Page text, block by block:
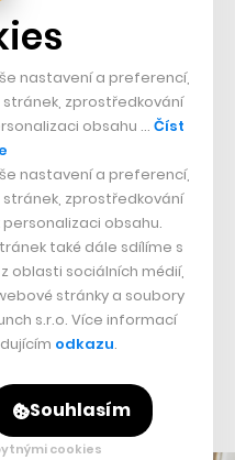
mohli nástroj
nového školního roku
si knihovnu s
ale také pro
rok říkalo, že by takové
Nastavený obchodní
a tak jsme
licencí. Rodiče
text shrnutí, který
doplňuje Škop.
nastavení a preferencí,
zprostředkování
obsahu … Číst
nastavení a preferencí,
zprostředkování
obsahu.
také dále sdílíme s
oblasti sociálních médií,
stránky a soubory
s.r.o. Více informací
odkazu.
Souhlasím
cookies